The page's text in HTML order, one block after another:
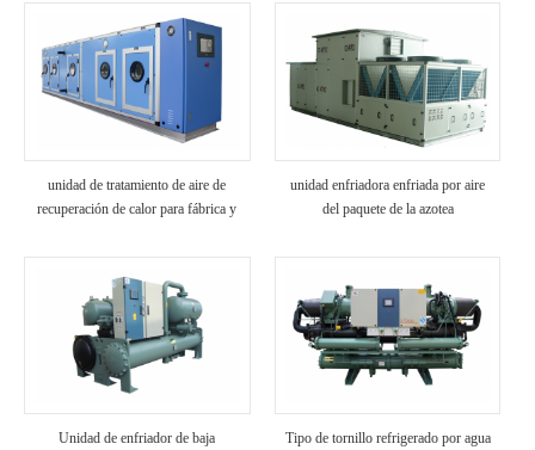
unidad de tratamiento de aire de
recuperación de calor para fábrica y
unidad enfriadora enfriada por aire
del paquete de la azotea
Unidad de enfriador de baja
Tipo de tornillo refrigerado por agua